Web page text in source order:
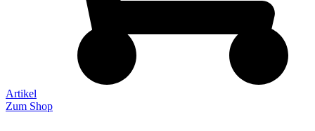
Artikel
Zum Shop